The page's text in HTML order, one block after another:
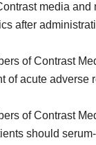
media
after
of Contrast
of acute
of Contrast
should